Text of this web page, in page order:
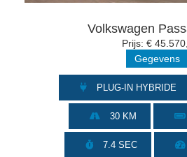
Volkswagen
Prijs: €
Gegevens
PLUG-IN HYBRIDE
30 KM
7.4 SEC